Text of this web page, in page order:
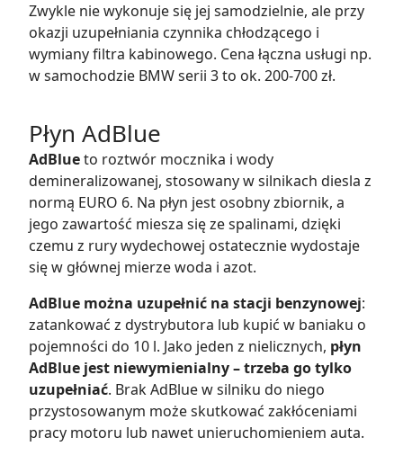
Zwykle nie wykonuje się jej samodzielnie, ale przy
okazji uzupełniania czynnika chłodzącego i
wymiany filtra kabinowego. Cena łączna usługi np.
w samochodzie BMW serii 3 to ok. 200-700 zł.
Płyn AdBlue
AdBlueto roztwór mocznika i wody
demineralizowanej, stosowany w silnikach diesla z
normą EURO 6. Na płyn jest osobny zbiornik, a
jego zawartość miesza się ze spalinami, dzięki
czemu z rury wydechowej ostatecznie wydostaje
się w głównej mierze woda i azot.
AdBlue można uzupełnić na stacji benzynowej:
zatankować z dystrybutora lub kupić w baniaku o
pojemności do 10 l. Jako jeden z nielicznych, płyn
AdBlue jest niewymienialny – trzeba go tylko
uzupełniać. Brak AdBlue w silniku do niego
przystosowanym może skutkować zakłóceniami
pracy motoru lub nawet unieruchomieniem auta.